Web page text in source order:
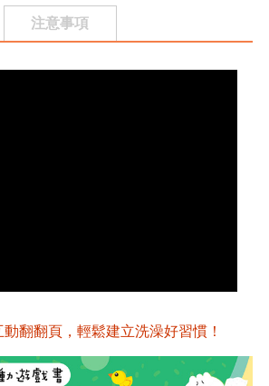
注意事項
翻翻頁，輕鬆建立洗澡好習慣！